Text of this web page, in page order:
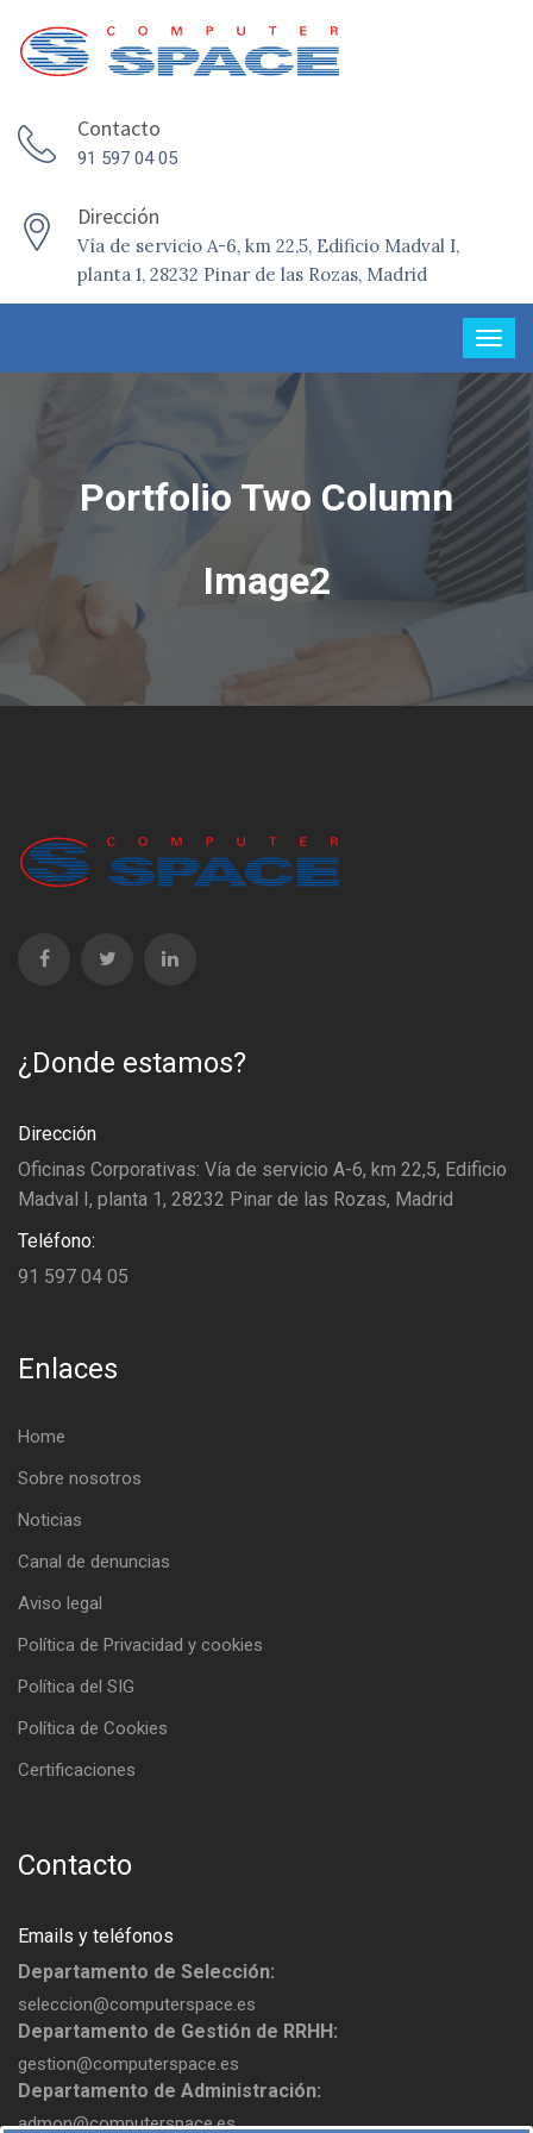
Contacto
91 597 04 05
Dirección
Vía de servicio A-6, km 22,5, Edificio Madval I,
planta 1, 28232 Pinar de las Rozas, Madrid
Portfolio Two Column
Image2
¿Donde estamos?
Dirección
Oficinas Corporativas: Vía de servicio A-6, km 22,5, Edificio
Madval I, planta 1, 28232 Pinar de las Rozas, Madrid
Teléfono:
91 597 04 05
Enlaces
Home
Sobre nosotros
Noticias
Canal de denuncias
Aviso legal
Política de Privacidad y cookies
Política del SIG
Política de Cookies
Certificaciones
Contacto
Emails y teléfonos
Departamento de Selección:
seleccion@computerspace.es
Departamento de Gestión de RRHH:
gestion@computerspace.es
Departamento de Administración:
admon@computerspace.es